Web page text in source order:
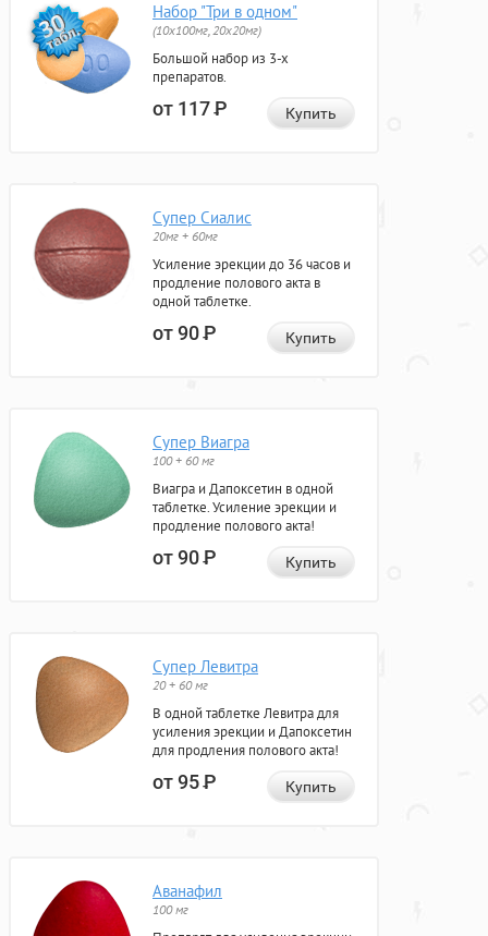
Набор "Три в одном"
(10x100мг, 20x20мг)
Большой набор из 3-х
препаратов.
от 117Р Купить
Супер Сиалис
20мг + 60мг
Усиление эрекции до 36 часов и
продление полового акта в
одной таблетке.
от 90Р Купить
Супер Виагра
100 + 60 мг
Виагра и Дапоксетин в одной
таблетке. Усиление эрекции и
продление полового акта!
от 90Р Купить
Супер Левитра
20 + 60 мг
В одной таблетке Левитра для
усиления эрекции и Дапоксетин
для продления полового акта!
от 95Р Купить
Аванафил
100 мг